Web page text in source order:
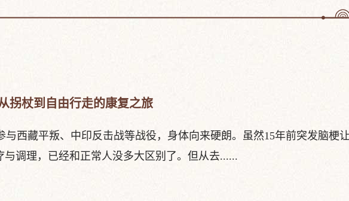
拐杖到自由行走的康复之旅
与西藏平叛、中印反击战等战役，身体向来硬朗。虽然15年前突发脑梗
调理，已经和正常人没多大区别了。但从去......